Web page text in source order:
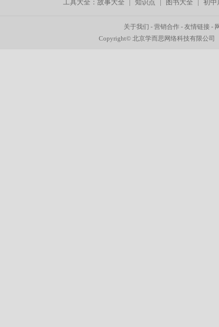
工具大全：故事大全 |知识点 图书大全 |初中
关于我们 -营销合作 -友情链接 -
Copyright© 北京学而思网络科技有限公司